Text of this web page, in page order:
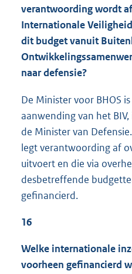
verantwoording wordt
Internationale
dit budget vanuit
naar defensie?
De Minister voor BHOS
aanwending van het
de Minister van
legt verantwoording af
uitvoert en die via
desbetreffende
gefinancierd.
16
Welke internationale
voorheen gefinancierd